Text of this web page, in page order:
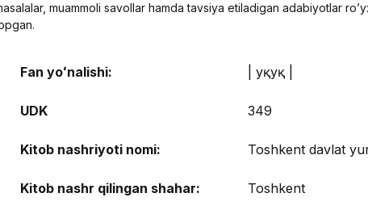
muammoli savollar hamda tavsiya etiladigan adabiyotlar
Fan yoʻnalishi: | Ҳуқуқ |
UDK 349
Kitob nashriyoti nomi: Toshkent davlat
Kitob nashr qilingan shahar: Toshkent